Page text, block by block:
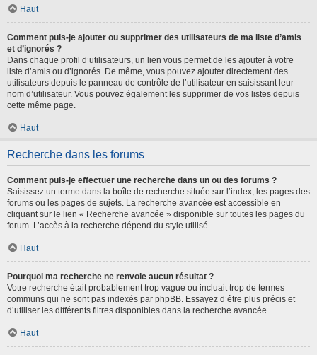
Haut
Comment puis-je ajouter ou supprimer des utilisateurs de ma liste d’amis
et d’ignorés ?
Dans chaque profil d’utilisateurs, un lien vous permet de les ajouter à votre
liste d’amis ou d’ignorés. De même, vous pouvez ajouter directement des
utilisateurs depuis le panneau de contrôle de l’utilisateur en saisissant leur
nom d’utilisateur. Vous pouvez également les supprimer de vos listes depuis
cette même page.
Haut
Recherche dans les forums
Comment puis-je effectuer une recherche dans un ou des forums ?
Saisissez un terme dans la boîte de recherche située sur l’index, les pages des
forums ou les pages de sujets. La recherche avancée est accessible en
cliquant sur le lien « Recherche avancée » disponible sur toutes les pages du
forum. L’accès à la recherche dépend du style utilisé.
Haut
Pourquoi ma recherche ne renvoie aucun résultat ?
Votre recherche était probablement trop vague ou incluait trop de termes
communs qui ne sont pas indexés par phpBB. Essayez d’être plus précis et
d’utiliser les différents filtres disponibles dans la recherche avancée.
Haut